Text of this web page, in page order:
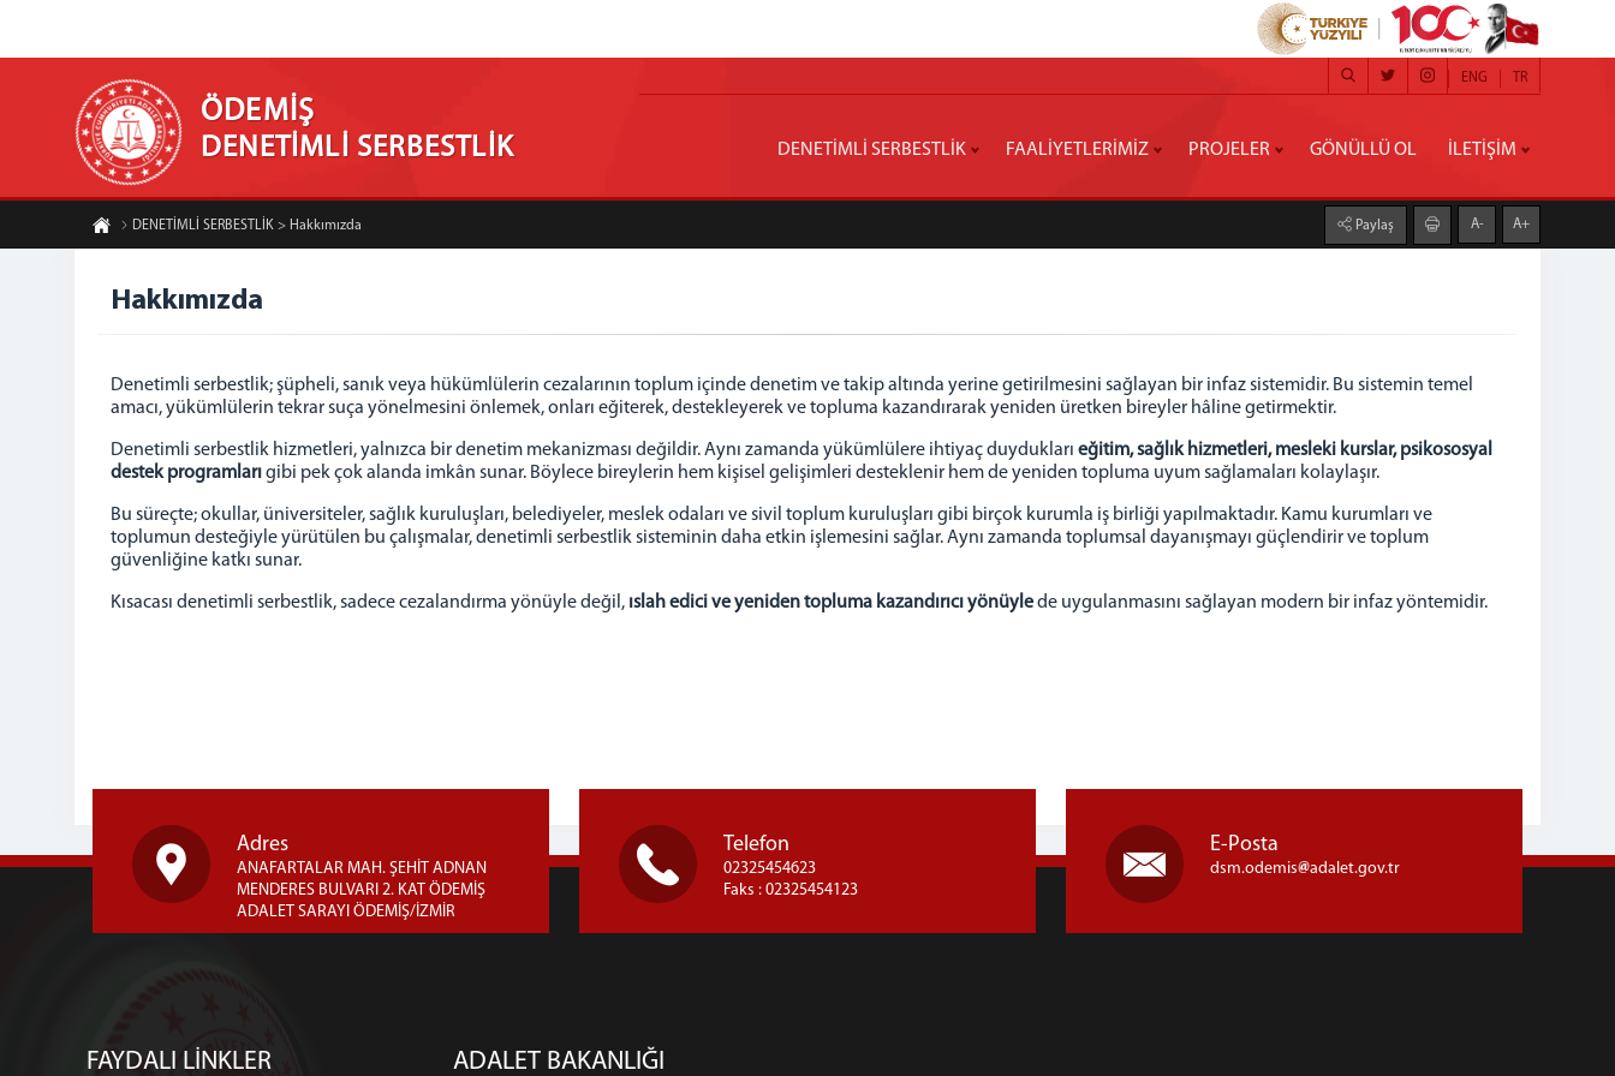
ÖDEMİŞ
DENETİMLİ SERBESTLİK
TR
ENG
DENETİMLİ SERBESTLİK FAALİYETLERİMİZ PROJELER GÖNÜLLÜ OL İLETİŞİM
DENETİMLİ SERBESTLİK > Hakkımızda Paylaş A- A+
Hakkımızda
Denetimli serbestlik; şüpheli, sanık veya hükümlülerin cezalarının toplum içinde denetim ve takip altında yerine getirilmesini sağlayan bir infaz sistemidir. Bu sistemin temel
amacı, yükümlülerin tekrar suça yönelmesini önlemek, onları eğiterek, destekleyerek ve topluma kazandırarak yeniden üretken bireyler hâline getirmektir.
Denetimli serbestlik hizmetleri, yalnızca bir denetim mekanizması değildir. Aynı zamanda yükümlülere ihtiyaç duydukları eğitim, sağlık hizmetleri, mesleki kurslar, psikososyal
destek programlarıgibi pek çok alanda imkân sunar. Böylece bireylerin hem kişisel gelişimleri desteklenir hem de yeniden topluma uyum sağlamaları kolaylaşır.
Bu süreçte; okullar, üniversiteler, sağlık kuruluşları, belediyeler, meslek odaları ve sivil toplum kuruluşları gibi birçok kurumla iş birliği yapılmaktadır. Kamu kurumları ve
toplumun desteğiyle yürütülen bu çalışmalar, denetimli serbestlik sisteminin daha etkin işlemesini sağlar. Aynı zamanda toplumsal dayanışmayı güçlendirir ve toplum
güvenliğine katkı sunar.
Kısacası denetimli serbestlik, sadece cezalandırma yönüyle değil, ıslah edici ve yeniden topluma kazandırıcı yönüylede uygulanmasını sağlayan modern bir infaz yöntemidir.
Adres
ANAFARTALAR MAH. ŞEHİT ADNAN
MENDERES BULVARI 2. KAT ÖDEMİŞ
ADALET SARAYI ÖDEMİŞ/İZMİR
Telefon
02325454623
Faks : 02325454123
E-Posta
dsm.odemis adalet.gov.tr
FAYDALI LİNKLER ADALET BAKANLIĞI